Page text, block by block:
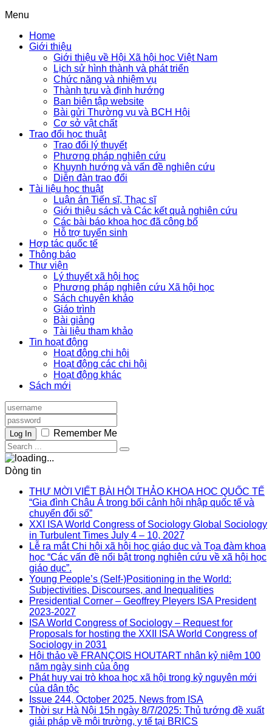
Menu
Home
Giới thiệu
Giới thiệu về Hội Xã hội học Việt Nam
Lịch sử hình thành và phát triển
Chức năng và nhiệm vụ
Thành tựu và định hướng
Ban biên tập website
Bài gửi Thường vụ và BCH Hội
Cơ sở vật chất
Trao đổi học thuật
Trao đổi lý thuyết
Phương pháp nghiên cứu
Khuynh hướng và vấn đề nghiên cứu
Diễn đàn trao đổi
Tài liệu học thuật
Luận án Tiến sĩ, Thạc sĩ
Giới thiệu sách và Các kết quả nghiên cứu
Các bài báo khoa học đã công bố
Hỗ trợ tuyển sinh
Hợp tác quốc tế
Thông báo
Thư viện
Lý thuyết xã hội học
Phương pháp nghiên cứu Xã hội học
Sách chuyên khảo
Giáo trình
Bài giảng
Tài liệu tham khảo
Tin hoạt động
Hoạt động chi hội
Hoạt động các chi hội
Hoạt động khác
Sách mới
Log In Remember Me
Dòng tin
THƯ MỜI VIẾT BÀI HỘI THẢO KHOA HỌC QUỐC TẾ
“Gia đình Châu Á trong bối cảnh hội nhập quốc tế và
chuyển đổi số”
XXI ISA World Congress of Sociology Global Sociology
in Turbulent Times July 4 – 10, 2027
Lễ ra mắt Chi hội xã hội học giáo dục và Tọa đàm khoa
học “Các vấn đề nổi bật trong nghiên cứu về xã hội học
giáo dục”.
Young People’s (Self-)Positioning in the World:
Subjectivities, Discourses, and Inequalities
Presidential Corner – Geoffrey Pleyers ISA President
2023-2027
ISA World Congress of Sociology – Request for
Proposals for hosting the XXII ISA World Congress of
Sociology in 2031
Hội thảo về FRANÇOIS HOUTART nhân kỷ niệm 100
năm ngày sinh của ông
Phát huy vai trò khoa học xã hội trong kỷ nguyên mới
của dân tộc
Issue 244, October 2025. News from ISA
Thời sự Hà Nội 15h ngày 8/7/2025: Thủ tướng đề xuất
giải pháp về môi trường, y tế tại BRICS